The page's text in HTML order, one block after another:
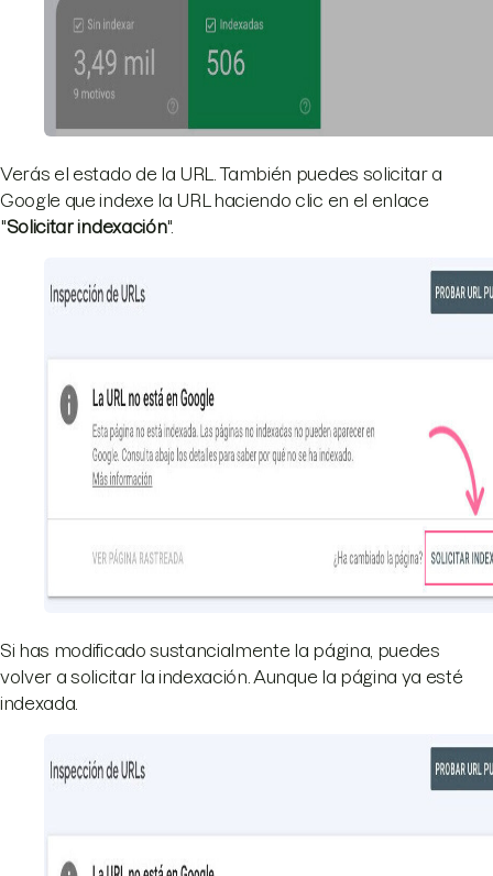
Verás el estado de la URL. También puedes solicitar a
Google que indexe la URL haciendo clic en el enlace
"Solicitar indexación".
Si has modificado sustancialmente la página, puedes
volver a solicitar la indexación. Aunque la página ya esté
indexada.